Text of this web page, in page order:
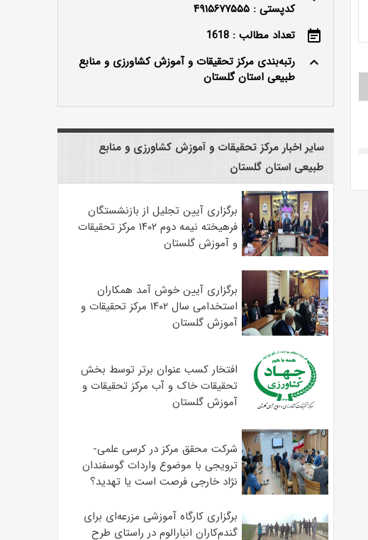
کدپستی : ۴۹۱۵۶۷۷۵۵۵
event_note
تعداد مطالب : 1618
keyboard_arrow_up
رتبه‌بندی مرکز تحقیقات و آموزش کشاورزی و منابع
طبیعی استان گلستان
سایر اخبار مرکز تحقیقات و آموزش کشاورزی و منابع
طبیعی استان گلستان
برگزاری آیین تجلیل از بازنشستگان
فرهیخته نیمه دوم ۱۴۰۲ مرکز تحقیقات
و آموزش گلستان
برگزاری آیین خوش آمد همکاران
استخدامی سال ۱۴۰۲ مرکز تحقیقات و
آموزش گلستان
افتخار کسب عنوان برتر توسط بخش
تحقیقات خاک و آب مرکز تحقیقات و
آموزش گلستان
شرکت محقق مرکز در کرسی علمی-
ترویجی با موضوع واردات گوسفندان
نژاد خارجی فرصت است یا تهدید؟
برگزاری کارگاه آموزشی مزرعه‌ای برای
گندم‌کاران انبارالوم در راستای طرح